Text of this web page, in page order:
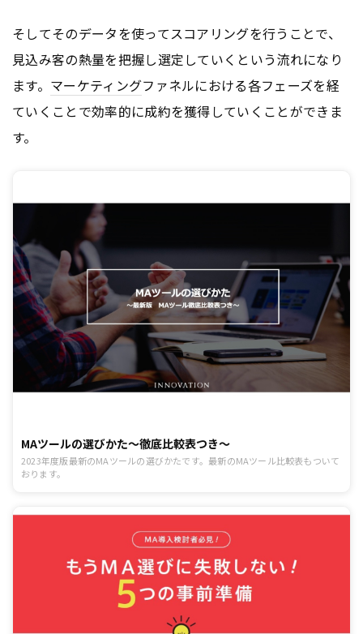
そしてそのデータを使ってスコアリングを行うことで、
見込み客の熱量を把握し選定していくという流れになり
ます。 マーケティングファネルにおける各フェーズを経
ていくことで効率的に成約を獲得していくことができま
す。
MAツールの選びかた〜徹底比較表つき〜
2023年度版最新のMAツールの選びかたです。最新のMAツール比較表もついて
おります。